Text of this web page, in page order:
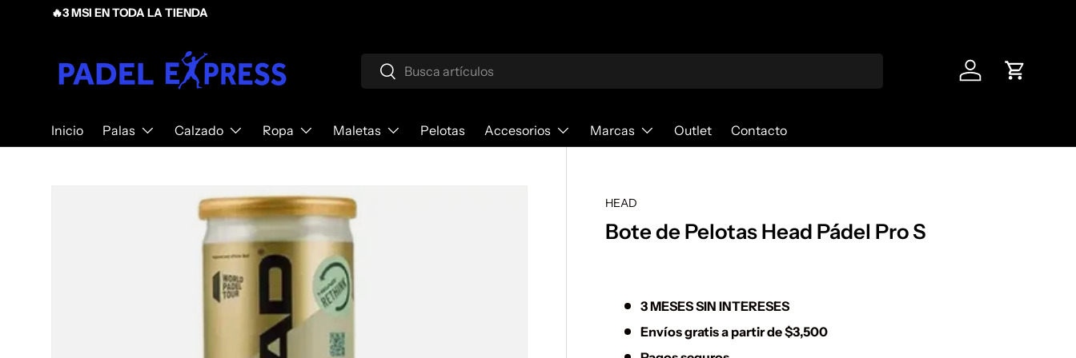
🔥3 MSI EN TODA LA TIENDA
Buscar
Buscar
Iniciar sesión
Carrito
Inicio Palas Calzado Ropa Maletas Pelotas Accesorios Marcas Outlet Contacto
Ir directamente a la información del producto
HEAD
Bote de Pelotas Head Pádel Pro S
3 MESES SIN INTERESES
Envíos gratis a partir de $3,500